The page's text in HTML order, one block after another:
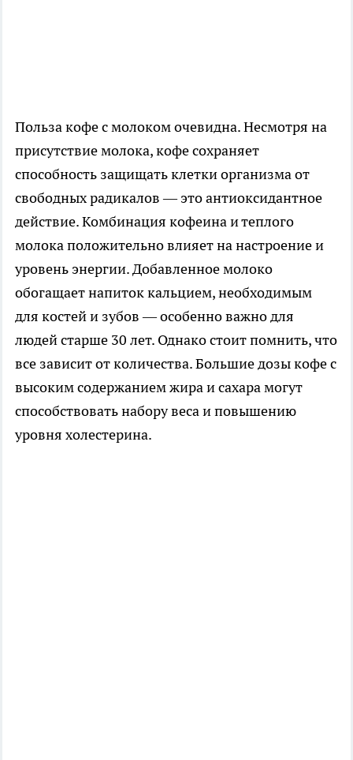
Польза кофе с молоком очевидна. Несмотря на
присутствие молока, кофе сохраняет
способность защищать клетки организма от
свободных радикалов — это антиоксидантное
действие. Комбинация кофеина и теплого
молока положительно влияет на настроение и
уровень энергии. Добавленное молоко
обогащает напиток кальцием, необходимым
для костей и зубов — особенно важно для
людей старше 30 лет. Однако стоит помнить, что
все зависит от количества. Большие дозы кофе с
высоким содержанием жира и сахара могут
способствовать набору веса и повышению
уровня холестерина.